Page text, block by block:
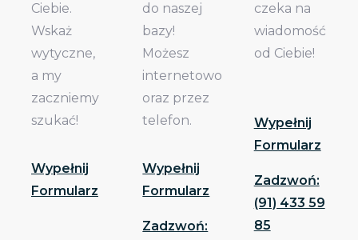
Ciebie.
Wskaż
wytyczne,
a my
zaczniemy
szukać!
Wypełnij
Formularz
do naszej
bazy!
Możesz
internetowo
oraz przez
telefon.
Wypełnij
Formularz
Zadzwoń:
czeka na
wiadomość
od Ciebie!
Wypełnij
Formularz
Zadzwoń:
(91) 433 59
85